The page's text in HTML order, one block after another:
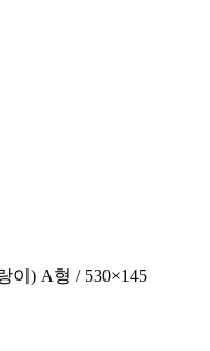
이) A형 / 530×145